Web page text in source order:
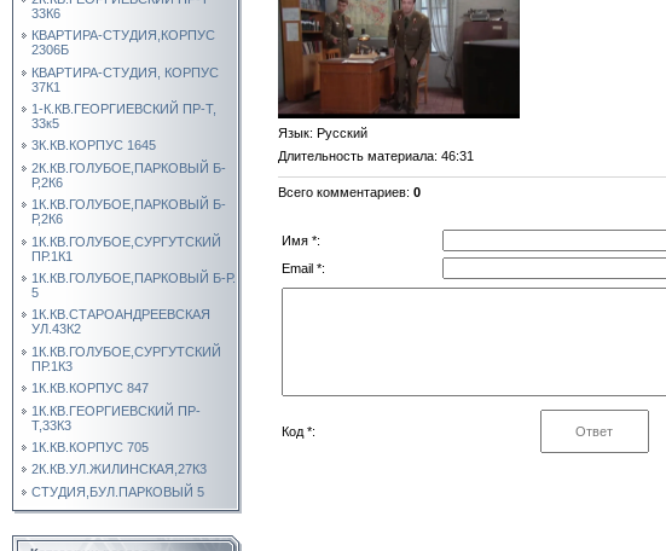
33К6
КВАРТИРА-СТУДИЯ,КОРПУС
2306Б
КВАРТИРА-СТУДИЯ, КОРПУС
37К1
1-К.КВ.ГЕОРГИЕВСКИЙ ПР-Т,
33к5
3К.КВ.КОРПУС 1645
2К.КВ.ГОЛУБОЕ,ПАРКОВЫЙ Б-
Р,2К6
1К.КВ.ГОЛУБОЕ,ПАРКОВЫЙ Б-
Р,2К6
1К.КВ.ГОЛУБОЕ,СУРГУТСКИЙ
ПР.1К1
1К.КВ.ГОЛУБОЕ,ПАРКОВЫЙ Б-Р.
5
1К.КВ.СТАРОАНДРЕЕВСКАЯ
УЛ.43К2
1К.КВ.ГОЛУБОЕ,СУРГУТСКИЙ
ПР.1К3
1К.КВ.КОРПУС 847
1К.КВ.ГЕОРГИЕВСКИЙ ПР-
Т,33К3
1К.КВ.КОРПУС 705
2К.КВ.УЛ.ЖИЛИНСКАЯ,27К3
СТУДИЯ,БУЛ.ПАРКОВЫЙ 5
Язык: Русский
Длительность материала: 46:31
Всего комментариев: 0
Имя *:
Email *:
Код *: